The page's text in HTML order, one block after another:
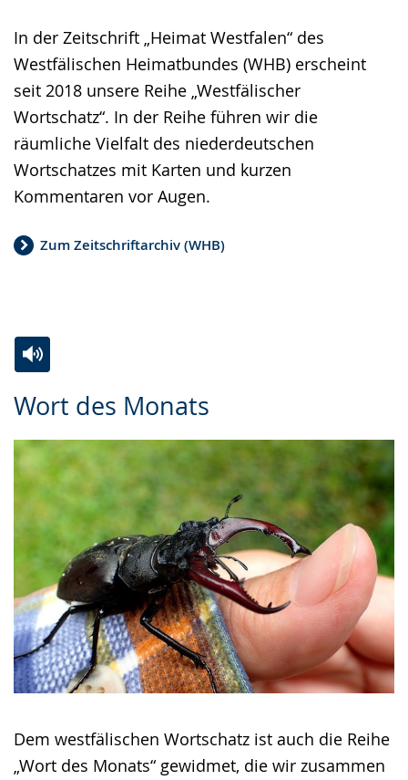
In der Zeitschrift „Heimat Westfalen“ des
Westfälischen Heimatbundes (WHB) erscheint
seit 2018 unsere Reihe „Westfälischer
Wortschatz“. In der Reihe führen wir die
räumliche Vielfalt des niederdeutschen
Wortschatzes mit Karten und kurzen
Kommentaren vor Augen.
Zum Zeitschriftarchiv (WHB)
Wort des Monats
Dem westfälischen Wortschatz ist auch die Reihe
„Wort des Monats“ gewidmet, die wir zusammen
Leichten
Sprache
wechseln.
Audio-
Unterstützung.
Video
in
Deutscher
Gebärdensprache
wird
angezeigt.